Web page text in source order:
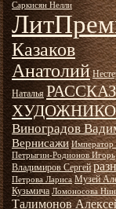
Саркисян Нелли
Казаков
Анатолий
Наталья
Виноградов
Вернисажи
Петрыгин-Родионов Игорь
Владимиров Сергей
Петрова Лариса Музей
Кузьмича Ломоносова
Талимонов